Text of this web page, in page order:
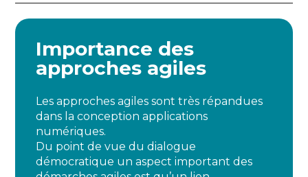
Importance des
approches agiles
Les approches agiles sont très répandues
dans la conception applications
numériques.
Du point de vue du dialogue
démocratique un aspect important des